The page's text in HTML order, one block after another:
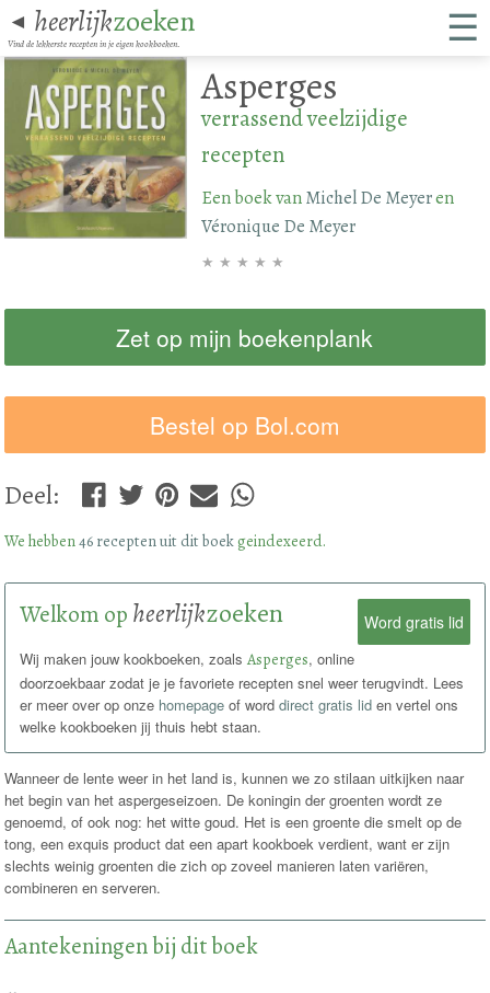
◄ heerlijkzoeken
Vind de lekkerste recepten in je eigen kookboeken. ☰
Asperges
verrassend veelzijdige
recepten
Een boek vanMichel De Meyeren
Véronique De Meyer
★ ★ ★ ★ ★
Zet op mijn boekenplank
Bestel op Bol.com
Deel:
We hebben46 recepten uit dit boekgeindexeerd.
Word gratis lid
Welkom op heerlijkzoeken
Wij maken jouw kookboeken, zoalsAsperges, online
doorzoekbaar zodat je je favoriete recepten snel weer terugvindt. Lees
er meer over op onze homepage of worddirect gratis lid en vertel ons
welke kookboeken jij thuis hebt staan.
Wanneer de lente weer in het land is, kunnen we zo stilaan uitkijken naar
het begin van het aspergeseizoen. De koningin der groenten wordt ze
genoemd, of ook nog: het witte goud. Het is een groente die smelt op de
tong, een exquis product dat een apart kookboek verdient, want er zijn
slechts weinig groenten die zich op zoveel manieren laten variëren,
combineren en serveren.
Aantekeningen bij dit boek